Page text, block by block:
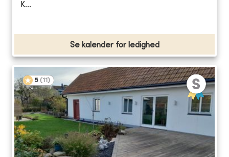
K...
Se kalender for ledighed
5 (11 )